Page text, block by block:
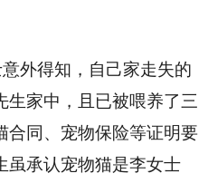
外得知，自己家走失的
生家中，且已被喂养了三
合同、宠物保险等证明要
虽承认宠物猫是李女士